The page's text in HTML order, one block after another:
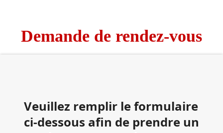
Demande de rendez-vous
Veuillez remplir le formulaire
ci-dessous afin de prendre un